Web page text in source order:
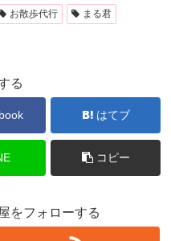
お散歩代行
まる君
る
はてブ
コピー
をフォローする